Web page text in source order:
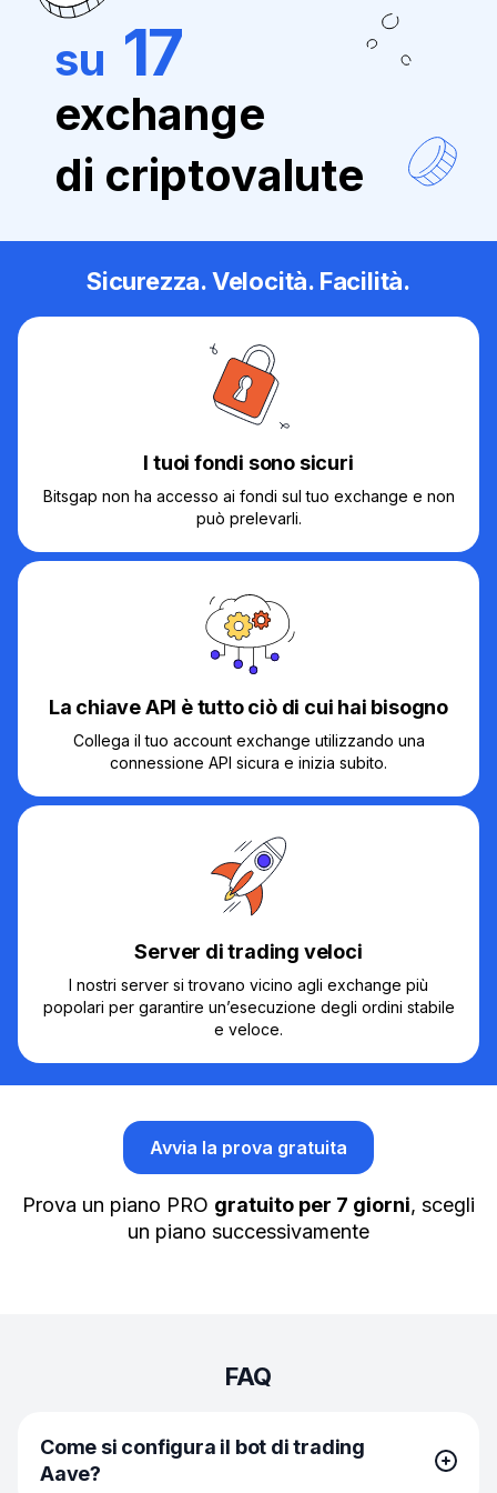
su 17
exchange
di criptovalute
Sicurezza. Velocità. Facilità.
I tuoi fondi sono sicuri
Bitsgap non ha accesso ai fondi sul tuo exchange e non
può prelevarli.
La chiave API è tutto ciò di cui hai bisogno
Collega il tuo account exchange utilizzando una
connessione API sicura e inizia subito.
Server di trading veloci
I nostri server si trovano vicino agli exchange più
popolari per garantire un’esecuzione degli ordini stabile
e veloce.
Avvia la prova gratuita
Prova un piano PRO gratuito per 7 giorni, scegli
un piano successivamente
FAQ
Come si configura il bot di trading
Aave?